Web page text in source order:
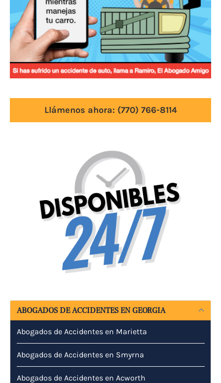
Llámenos ahora: (770) 766-8114
ABOGADOS DE ACCIDENTES EN GEORGIA
Abogados de Accidentes en Marietta
Abogados de Accidentes en Smyrna
Abogados de Accidentes en Acworth